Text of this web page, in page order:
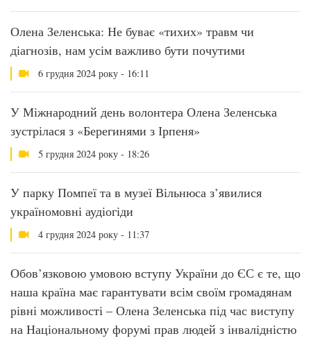
Олена Зеленська: Не буває «тихих» травм чи
діагнозів, нам усім важливо бути почутими
6 грудня 2024 року - 16:11
У Міжнародний день волонтера Олена Зеленська
зустрілася з «Берегинями з Ірпеня»
5 грудня 2024 року - 18:26
У парку Помпеї та в музеї Вільнюса з’явилися
україномовні аудіогіди
4 грудня 2024 року - 11:37
Обов’язковою умовою вступу України до ЄС є те, що
наша країна має гарантувати всім своїм громадянам
рівні можливості – Олена Зеленська під час виступу
на Національному форумі прав людей з інвалідністю